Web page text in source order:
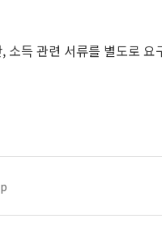
득 관련 서류를 별도로